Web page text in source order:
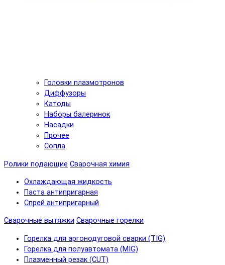
Головки плазмотронов
Диффузоры
Катоды
Наборы балеринок
Насадки
Прочее
Сопла
Ролики подающие Сварочная химия
Охлаждающая жидкость
Паста антипригарная
Спрей антипригарный
Сварочные вытяжки Сварочные горелки
Горелка для аргонодуговой сварки (TIG)
Горелка для полуавтомата (MIG)
Плазменный резак (CUT)